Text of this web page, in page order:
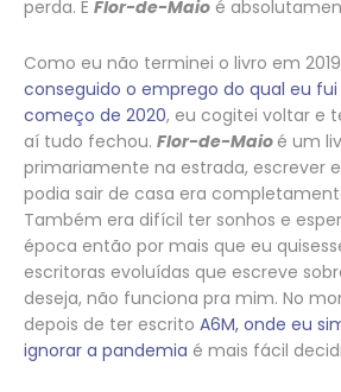
perda. E Flor-de-Maio é
Como eu não terminei o livro em 2019
conseguido o emprego do qual eu
começo de 2020, eu cogitei voltar e
aí tudo fechou. Flor-de-Maio é um
primariamente na estrada, escrever
podia sair de casa era
Também era difícil ter sonhos e
época então por mais que eu
escritoras evoluídas que escreve
deseja, não funciona pra mim. No
depois de ter escrito A6M, onde eu
ignorar a pandemia é mais fácil